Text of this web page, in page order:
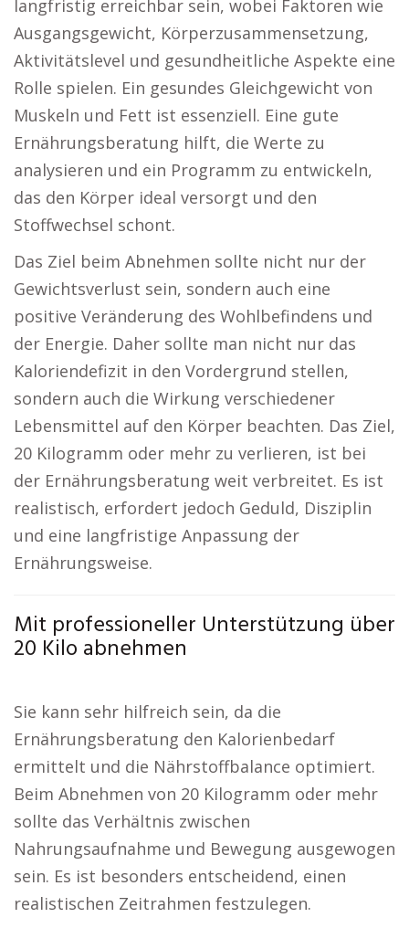
langfristig erreichbar sein, wobei Faktoren wie
Ausgangsgewicht, Körperzusammensetzung,
Aktivitätslevel und gesundheitliche Aspekte eine
Rolle spielen. Ein gesundes Gleichgewicht von
Muskeln und Fett ist essenziell. Eine gute
Ernährungsberatung hilft, die Werte zu
analysieren und ein Programm zu entwickeln,
das den Körper ideal versorgt und den
Stoffwechsel schont.
Das Ziel beim Abnehmen sollte nicht nur der
Gewichtsverlust sein, sondern auch eine
positive Veränderung des Wohlbefindens und
der Energie. Daher sollte man nicht nur das
Kaloriendefizit in den Vordergrund stellen,
sondern auch die Wirkung verschiedener
Lebensmittel auf den Körper beachten. Das Ziel,
20 Kilogramm oder mehr zu verlieren, ist bei
der Ernährungsberatung weit verbreitet. Es ist
realistisch, erfordert jedoch Geduld, Disziplin
und eine langfristige Anpassung der
Ernährungsweise.
Mit professioneller Unterstützung über
20 Kilo abnehmen
Sie kann sehr hilfreich sein, da die
Ernährungsberatung den Kalorienbedarf
ermittelt und die Nährstoffbalance optimiert.
Beim Abnehmen von 20 Kilogramm oder mehr
sollte das Verhältnis zwischen
Nahrungsaufnahme und Bewegung ausgewogen
sein. Es ist besonders entscheidend, einen
realistischen Zeitrahmen festzulegen.